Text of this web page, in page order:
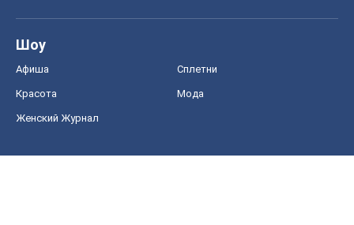
Шоу
Афиша Сплетни
Красота Мода
Женский Журнал